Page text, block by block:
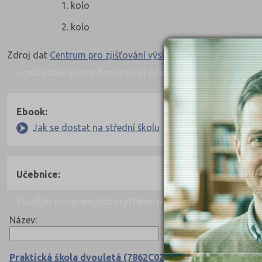
1. kolo
2. kolo
Zdroj dat Centrum pro zjišťování výsledků vzdělávání
ucebniobory.com doporučují pro přípravuNahoru
Ebook:
Jak se dostat na střední školu
Učebnice:
Název:
Praktická škola dvouletá (7862C02)